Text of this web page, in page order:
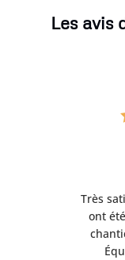
Les avis
Très
ont